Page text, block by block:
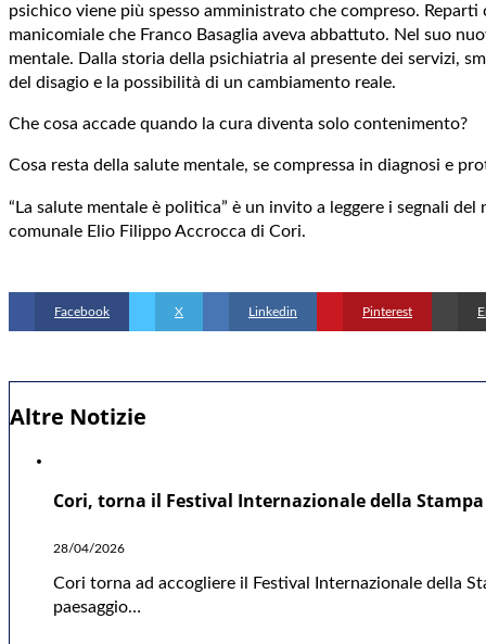
Altre Notizie
Cori, torna il Festival Internazionale della Stampa
28/04/2026
Cori torna ad accogliere il Festival Internazionale della
paesaggio…
psichico viene più spesso amministrato che compreso.
manicomiale che Franco Basaglia aveva abbattuto. Nel suo
mentale. Dalla storia della psichiatria al presente dei servizi,
del disagio e la possibilità di un cambiamento reale.
Che cosa accade quando la cura diventa solo contenimento?
Cosa resta della salute mentale, se compressa in diagnosi e
“La salute mentale è politica” è un invito a leggere i segnali
comunale Elio Filippo Accrocca di Cori.
Facebook X Linkedin Pinterest